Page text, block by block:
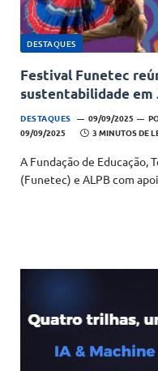
DESTAQUES
Festival Funetec
sustentabilidade em
DESTAQUES 09/09/2025
09/09/2025
3 MINUTOS DE
A Fundação de Educação,
(Funetec) e ALPB com